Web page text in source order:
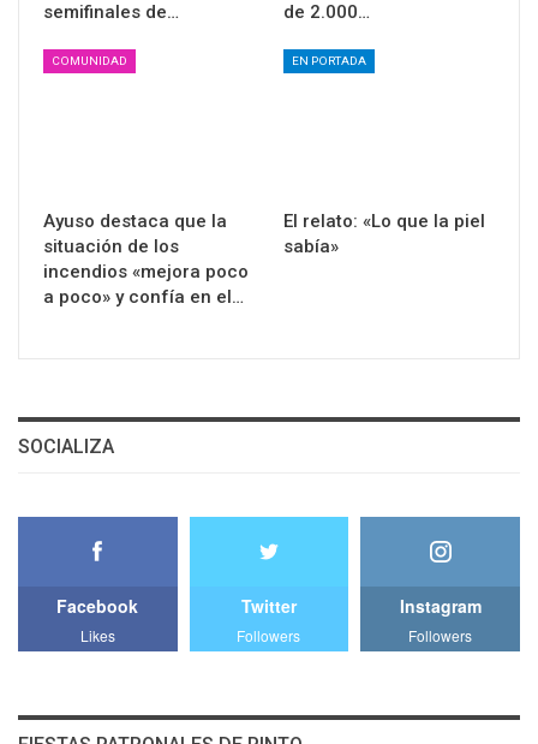
semifinales de…
de 2.000…
COMUNIDAD
Ayuso destaca que la
situación de los
incendios «mejora poco
a poco» y confía en el…
EN PORTADA
El relato: «Lo que la piel
sabía»
SOCIALIZA
Facebook
Likes
Twitter
Followers
Instagram
Followers